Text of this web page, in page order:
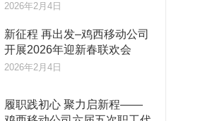
2026年2月4日
新征程 再出发–鸡西移动公司
开展2026年迎新春联欢会
2026年2月4日
履职践初心 聚力启新程——